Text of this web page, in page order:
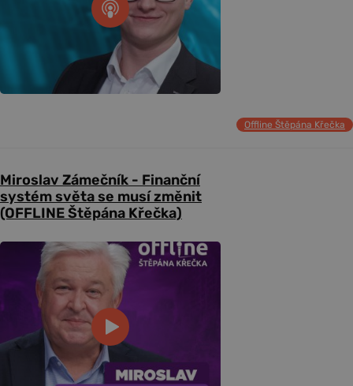
Offline Štěpána Křečka
Miroslav Zámečník - Finanční
systém světa se musí změnit
(OFFLINE Štěpána Křečka)